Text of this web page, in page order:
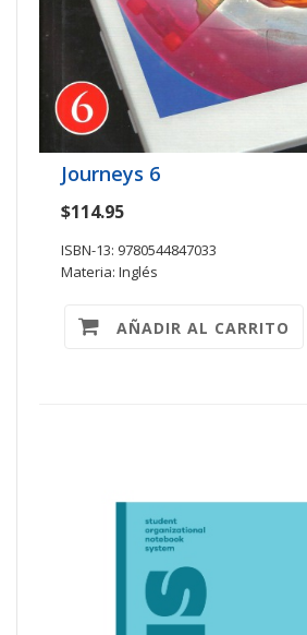
Journeys 6
$114.95
ISBN-13: 9780544847033
Materia: Inglés
AÑADIR AL CARRITO